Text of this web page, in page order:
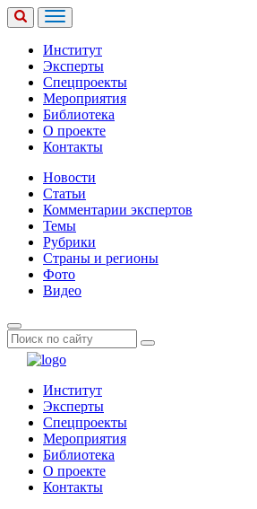
Институт
Эксперты
Спецпроекты
Мероприятия
Библиотека
О проекте
Контакты
Новости
Статьи
Комментарии экспертов
Темы
Рубрики
Страны и регионы
Фото
Видео
Институт
Эксперты
Спецпроекты
Мероприятия
Библиотека
О проекте
Контакты